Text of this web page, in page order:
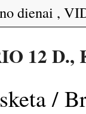
dienai ,
12
/